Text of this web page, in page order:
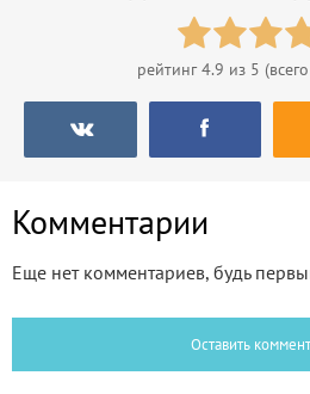
рейтинг4.9 из 5 (всего
Комментарии
Еще нет комментариев, будь
Оставить